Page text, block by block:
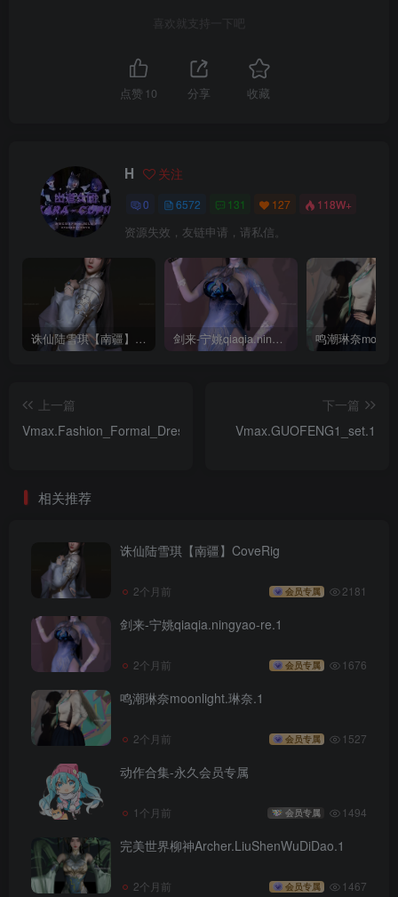
喜欢就支持一下吧
点赞 10 分享 收藏
H 关注
0 6572 131 127 118W+
资源失效，友链申请，请私信。
诛仙陆雪琪【南疆】CoveRig 剑来-宁姚qiaqia.ningyao-re.1
上一篇
Vmax.Fashion_Formal_Dress_set.1
下一篇
Vmax.GUOFENG1_set.1
相关推荐
诛仙陆雪琪【南疆】CoveRig
2个月前 会员专属 2181
剑来-宁姚qiaqia.ningyao-re.1
2个月前 会员专属 1676
鸣潮琳奈moonlight.琳奈.1
2个月前 会员专属 1527
动作合集-永久会员专属
1个月前 会员专属 1494
完美世界柳神Archer.LiuShenWuDiDao.1
2个月前 会员专属 1467